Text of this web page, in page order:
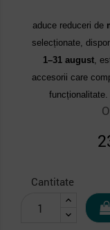
aduce reduceri de
selecționate,
1–31 august,
accesorii care
funcționalitate.
Cantitate